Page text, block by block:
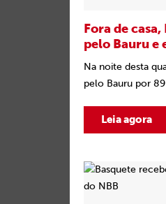
Fora de
pelo Bauru e
Na noite desta
pelo Bauru por
Leia agora